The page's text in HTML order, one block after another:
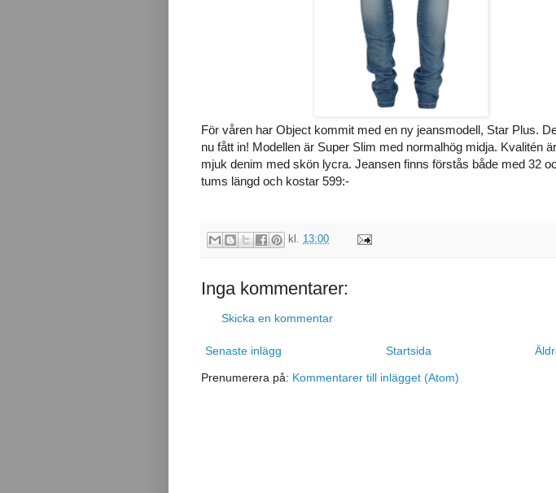
För våren har Object kommit med en ny jeansmodell, Star Plus.
nu fått in! Modellen är Super Slim med normalhög midja. Kvalitén
mjuk denim med skön lycra. Jeansen finns förstås både med 32
tums längd och kostar 599:-
kl. 13:00
Inga kommentarer:
Skicka en kommentar
Senaste inlägg Startsida
Prenumerera på: Kommentarer till inlägget (Atom)